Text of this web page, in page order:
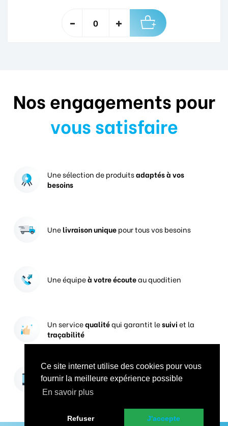
Ce site internet utilise des cookies pour vous
fournir la meilleure expérience possible
En savoir plus
Refuser J'accepte
Nos engagements pour
vous satisfaire
Une sélection de produitsadaptés à vos
besoins
Unelivraison uniquepour tous vos besoins
Une équipeà votre écouteau quoditien
Un servicequalitéqui garantit lesuiviet la
traçabilité
Vos prises de commandesouvertes 24h/24